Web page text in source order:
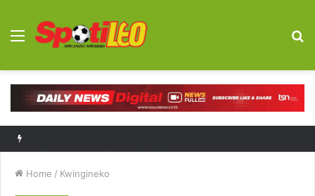
Menu
Home / Kwingineko